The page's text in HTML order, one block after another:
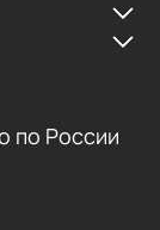
по России